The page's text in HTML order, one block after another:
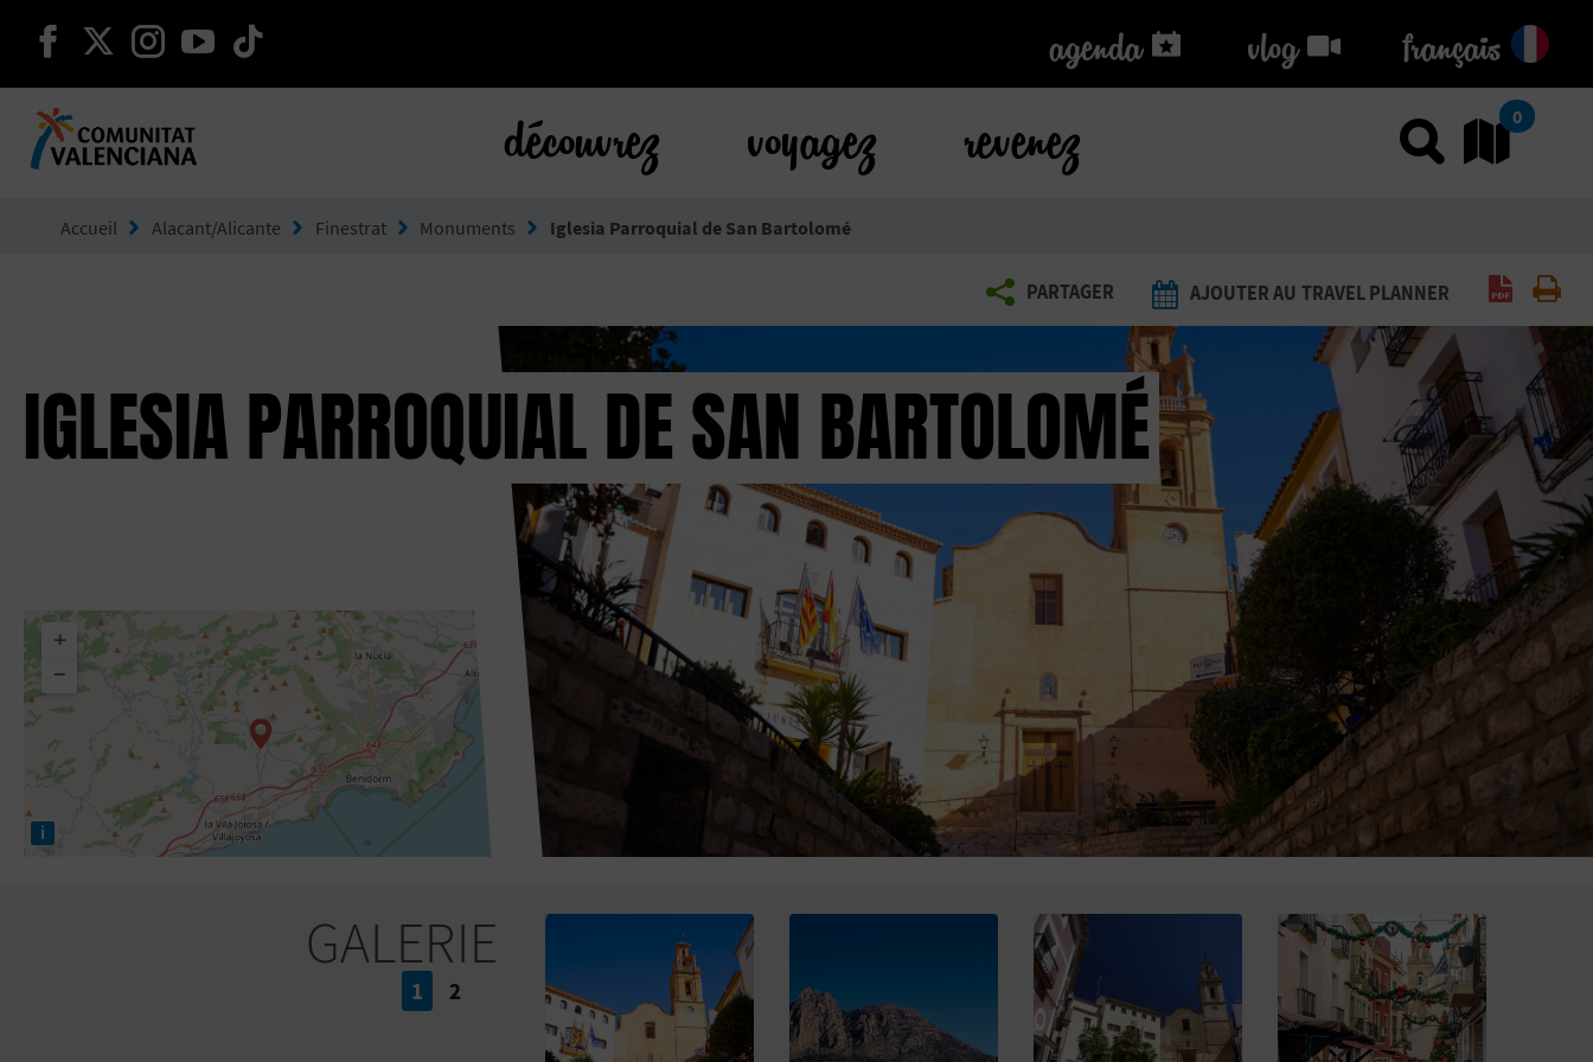
continuer sur facebook
continuer sur twitter
continuer sur instagram
continuer sur youtube agenda
agenda vlog
vlog français
découvrez voyagez revenez Utiliser
0
Accueil Alacant/Alicante Finestrat Monuments Iglesia Parroquial de San Bartolomé
IGLESIA PARROQUIAL DE SAN BARTOLOMÉ
+
−
i
PARTAGER AJOUTER AU TRAVEL PLANNER Générer
GALERIE
1 2